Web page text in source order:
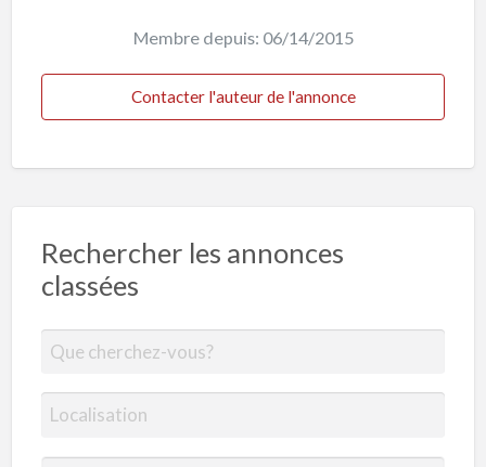
Membre depuis: 06/14/2015
Contacter l'auteur de l'annonce
Rechercher les annonces
classées